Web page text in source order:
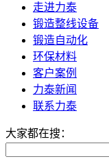
走进力泰
锻造整线设备
锻造自动化
环保材料
客户案例
力泰新闻
联系力泰
大家都在搜：